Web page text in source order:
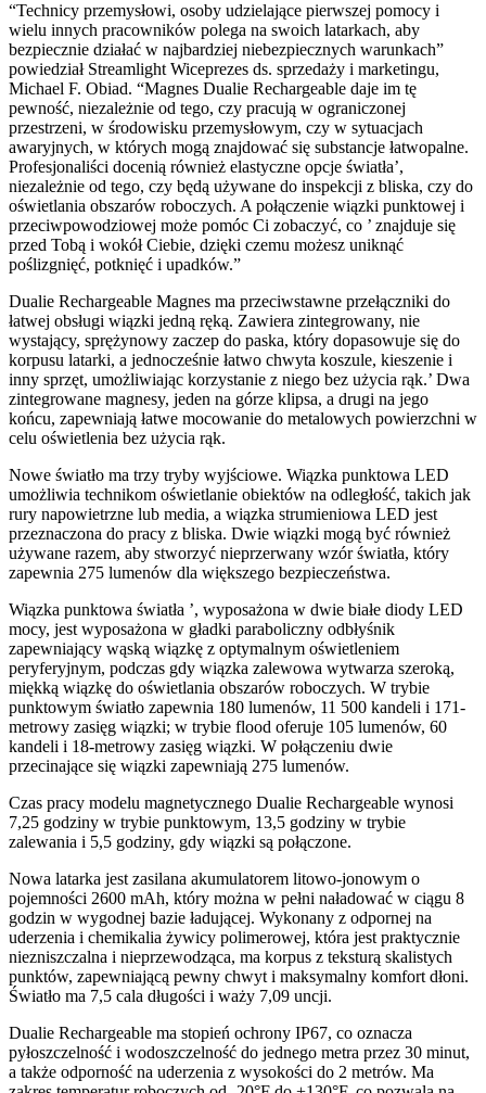
“Technicy przemysłowi, osoby udzielające pierwszej pomocy i
wielu innych pracowników polega na swoich latarkach, aby
bezpiecznie działać w najbardziej niebezpiecznych warunkach”
powiedział Streamlight Wiceprezes ds. sprzedaży i marketingu,
Michael F. Obiad. “Magnes Dualie Rechargeable daje im tę
pewność, niezależnie od tego, czy pracują w ograniczonej
przestrzeni, w środowisku przemysłowym, czy w sytuacjach
awaryjnych, w których mogą znajdować się substancje łatwopalne.
Profesjonaliści docenią również elastyczne opcje światła’,
niezależnie od tego, czy będą używane do inspekcji z bliska, czy do
oświetlania obszarów roboczych. A połączenie wiązki punktowej i
przeciwpowodziowej może pomóc Ci zobaczyć, co ’ znajduje się
przed Tobą i wokół Ciebie, dzięki czemu możesz uniknąć
poślizgnięć, potknięć i upadków.”
Dualie Rechargeable Magnes ma przeciwstawne przełączniki do
łatwej obsługi wiązki jedną ręką. Zawiera zintegrowany, nie
wystający, sprężynowy zaczep do paska, który dopasowuje się do
korpusu latarki, a jednocześnie łatwo chwyta koszule, kieszenie i
inny sprzęt, umożliwiając korzystanie z niego bez użycia rąk.’ Dwa
zintegrowane magnesy, jeden na górze klipsa, a drugi na jego
końcu, zapewniają łatwe mocowanie do metalowych powierzchni w
celu oświetlenia bez użycia rąk.
Nowe światło ma trzy tryby wyjściowe. Wiązka punktowa LED
umożliwia technikom oświetlanie obiektów na odległość, takich jak
rury napowietrzne lub media, a wiązka strumieniowa LED jest
przeznaczona do pracy z bliska. Dwie wiązki mogą być również
używane razem, aby stworzyć nieprzerwany wzór światła, który
zapewnia 275 lumenów dla większego bezpieczeństwa.
Wiązka punktowa światła ’, wyposażona w dwie białe diody LED
mocy, jest wyposażona w gładki paraboliczny odbłyśnik
zapewniający wąską wiązkę z optymalnym oświetleniem
peryferyjnym, podczas gdy wiązka zalewowa wytwarza szeroką,
miękką wiązkę do oświetlania obszarów roboczych. W trybie
punktowym światło zapewnia 180 lumenów, 11 500 kandeli i 171-
metrowy zasięg wiązki; w trybie flood oferuje 105 lumenów, 60
kandeli i 18-metrowy zasięg wiązki. W połączeniu dwie
przecinające się wiązki zapewniają 275 lumenów.
Czas pracy modelu magnetycznego Dualie Rechargeable wynosi
7,25 godziny w trybie punktowym, 13,5 godziny w trybie
zalewania i 5,5 godziny, gdy wiązki są połączone.
Nowa latarka jest zasilana akumulatorem litowo-jonowym o
pojemności 2600 mAh, który można w pełni naładować w ciągu 8
godzin w wygodnej bazie ładującej. Wykonany z odpornej na
uderzenia i chemikalia żywicy polimerowej, która jest praktycznie
niezniszczalna i nieprzewodząca, ma korpus z teksturą skalistych
punktów, zapewniającą pewny chwyt i maksymalny komfort dłoni.
Światło ma 7,5 cala długości i waży 7,09 uncji.
Dualie Rechargeable ma stopień ochrony IP67, co oznacza
pyłoszczelność i wodoszczelność do jednego metra przez 30 minut,
a także odporność na uderzenia z wysokości do 2 metrów. Ma